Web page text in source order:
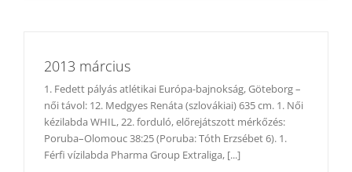
2013 március
1. Fedett pályás atlétikai Európa-bajnokság, Göteborg –
női távol: 12. Medgyes Renáta (szlovákiai) 635 cm. 1. Női
kézilabda WHIL, 22. forduló, előrejátszott mérkőzés:
Poruba–Olomouc 38:25 (Poruba: Tóth Erzsébet 6). 1.
Férfi vízilabda Pharma Group Extraliga, [...]